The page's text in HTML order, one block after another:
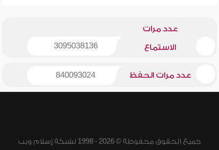
عدد مرات
الاستماع 3095038136
عدد مرات الحفظ 840093024
جميع الحقوق محفوظة © 2026 - 1998 لشبكة إسلام ويب